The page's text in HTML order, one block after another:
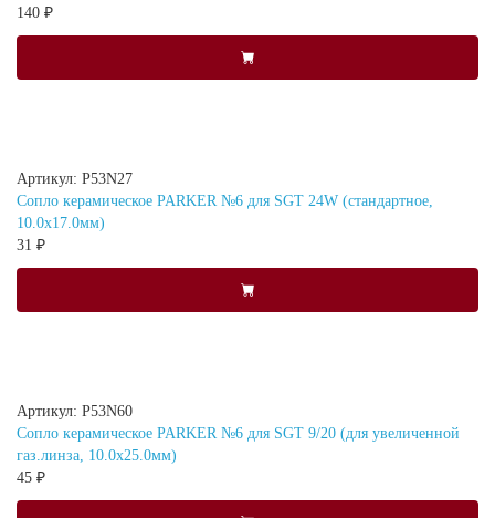
140 ₽
Артикул: P53N27
Сопло керамическое PARKER №6 для SGT 24W (стандартное,
10.0x17.0мм)
31 ₽
Артикул: P53N60
Сопло керамическое PARKER №6 для SGT 9/20 (для увеличенной
газ.линза, 10.0x25.0мм)
45 ₽